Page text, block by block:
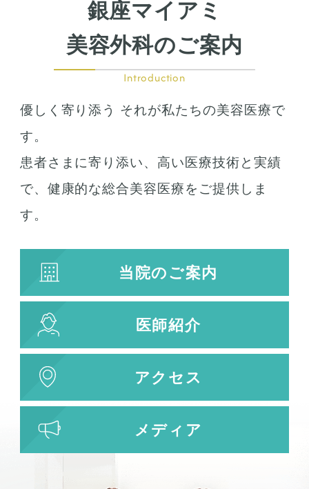
銀座マイアミ
美容外科のご案内
Introduction
優しく寄り添う それが私たちの美容医療で
す。
患者さまに寄り添い、高い医療技術と実績
で、健康的な総合美容医療をご提供しま
す。
当院のご案内
医師紹介
アクセス
メディア